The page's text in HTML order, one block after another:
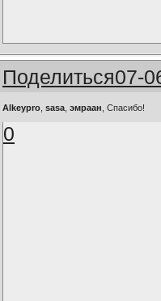
Поделиться07-
Alkeypro ,sasa ,эмраан , Спасибо!
0